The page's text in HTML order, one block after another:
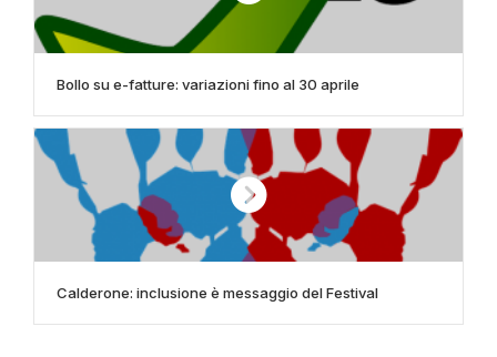
Bollo su e-fatture: variazioni fino al 30 aprile
Calderone: inclusione è messaggio del Festival